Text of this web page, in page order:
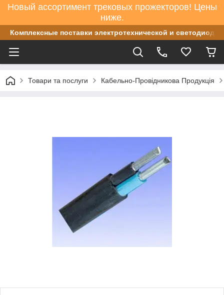
Новый ассортимент трековых прожекторов! Цены
ниже.
Комплексные поставки электротехнической и
Товари та послуги Кабельно-Провідникова Продукція